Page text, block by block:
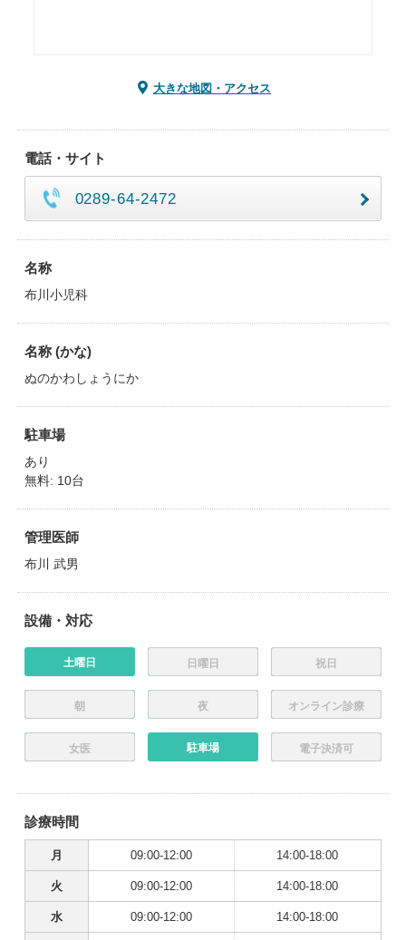
大きな地図・アクセス
電話・サイト
0289-64-2472
名称
布川小児科
名称 (かな)
ぬのかわしょうにか
駐車場
あり
無料: 10台
管理医師
布川 武男
設備・対応
土曜日 日曜日 祝日
朝 夜 オンライン診療
女医 駐車場 電子決済可
診療時間
月 09:00-12:00 14:00-18:00
火 09:00-12:00 14:00-18:00
水 09:00-12:00 14:00-18:00